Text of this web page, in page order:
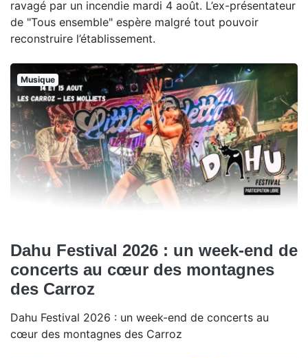
ravagé par un incendie mardi 4 août. L’ex-présentateur
de "Tous ensemble" espère malgré tout pouvoir
reconstruire l’établissement.
Musique
Dahu Festival 2026 : un week-end de
concerts au cœur des montagnes
des Carroz
Dahu Festival 2026 : un week-end de concerts au
cœur des montagnes des Carroz